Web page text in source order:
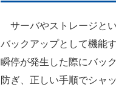
サーバやストレージと
バックアップとして機能
瞬停が発生した際にバッ
防ぎ、正しい手順でシャ